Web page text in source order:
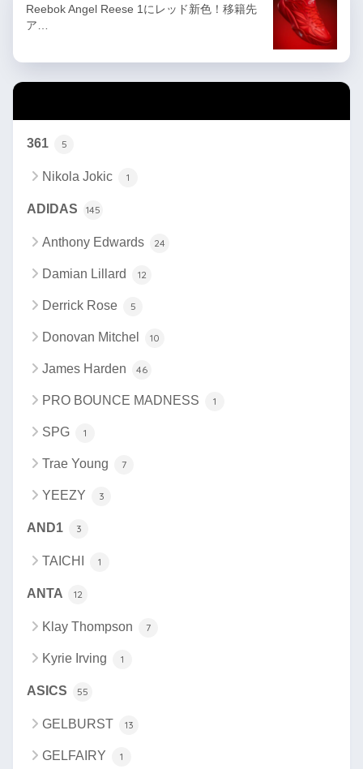
Reebok Angel Reese 1にレッド新色！移籍先
ア…
361 5
Nikola Jokic 1
ADIDAS 145
Anthony Edwards 24
Damian Lillard 12
Derrick Rose 5
Donovan Mitchel 10
James Harden 46
PRO BOUNCE MADNESS 1
SPG 1
Trae Young 7
YEEZY 3
AND1 3
TAICHI 1
ANTA 12
Klay Thompson 7
Kyrie Irving 1
ASICS 55
GELBURST 13
GELFAIRY 1